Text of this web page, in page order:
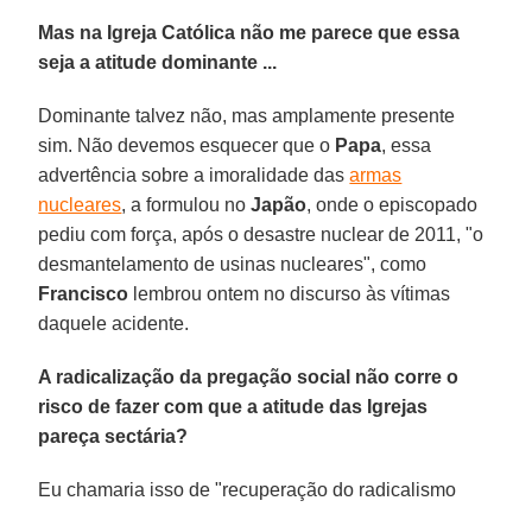
Mas na Igreja Católica não me parece que essa
seja a atitude dominante ...
Dominante talvez não, mas amplamente presente
sim. Não devemos esquecer que o Papa, essa
advertência sobre a imoralidade dasarmas
nucleares, a formulou noJapão, onde o episcopado
pediu com força, após o desastre nuclear de 2011, "o
desmantelamento de usinas nucleares", como
Francisco lembrou ontem no discurso às vítimas
daquele acidente.
A radicalização da pregação social não corre o
risco de fazer com que a atitude das Igrejas
pareça sectária?
Eu chamaria isso de "recuperação do radicalismo